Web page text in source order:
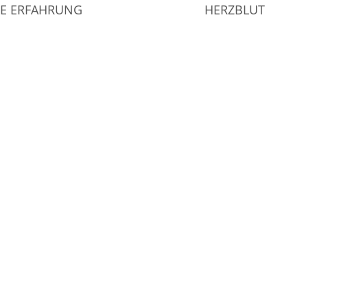
ERFAHRUNG HERZBLUT